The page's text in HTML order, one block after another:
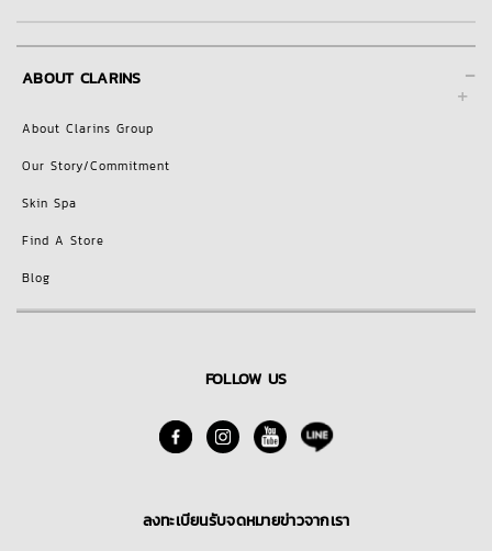
-
ABOUT CLARINS
About Clarins Group
Our Story/Commitment
Skin Spa
Find A Store
Blog
FOLLOW US
ลงทะเบียนรับจดหมายข่าวจากเรา